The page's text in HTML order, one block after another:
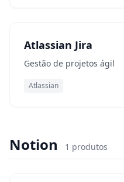
Atlassian Jira
Gestão de projetos ágil
Atlassian
Notion 1 produtos